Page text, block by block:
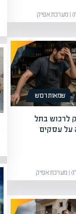
שמאות רכוש
לרכוש בתל
על עסקים